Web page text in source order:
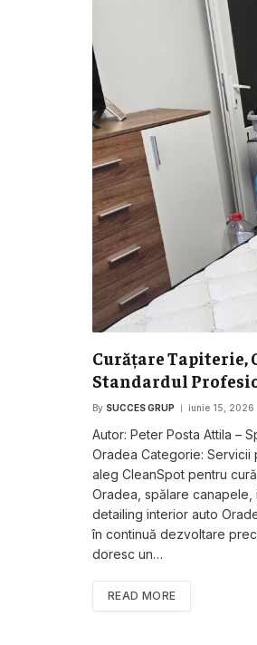
Curățare Tapiterie,
Standardul
By SUCCES GRUP iunie 15, 2026
Autor: Peter Posta Attila –
Oradea Categorie: Servicii
aleg CleanSpot pentru
Oradea, spălare
detailing interior auto
în continuă dezvoltare
doresc un…
READ MORE